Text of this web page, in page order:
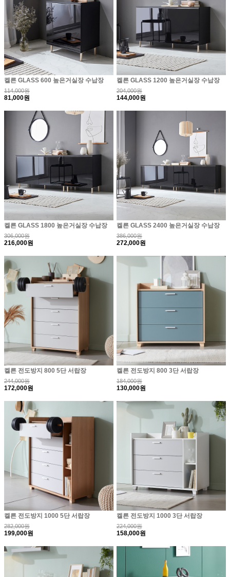
켈른 GLASS 600 높은거실장 수납장
114,000원
81,000원
켈른 GLASS 1200 높은거실장 수납장
204,000원
144,000원
켈른 GLASS 1800 높은거실장 수납장
306,000원
216,000원
켈른 GLASS 2400 높은거실장 수납장
386,000원
272,000원
켈른 전도방지 800 5단 서랍장
244,000원
172,000원
켈른 전도방지 800 3단 서랍장
184,000원
130,000원
켈른 전도방지 1000 5단 서랍장
282,000원
199,000원
켈른 전도방지 1000 3단 서랍장
224,000원
158,000원